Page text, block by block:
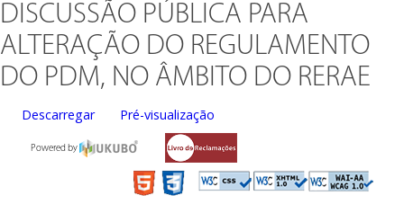
DISCUSSÃO PÚBLICA PARA
ALTERAÇÃO DO REGULAMENTO
DO PDM, NO ÂMBITO DO RERAE
Descarregar Pré-visualização
Powered by